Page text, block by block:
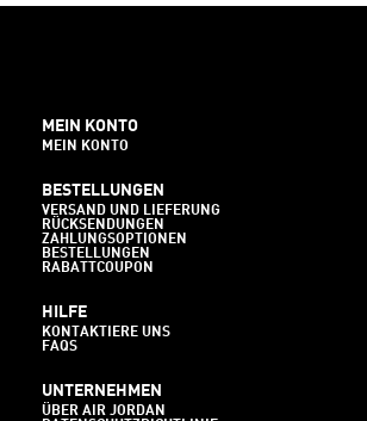
MEIN KONTO
MEIN KONTO
BESTELLUNGEN
VERSAND UND LIEFERUNG
RÜCKSENDUNGEN
ZAHLUNGSOPTIONEN
BESTELLUNGEN
RABATTCOUPON
HILFE
KONTAKTIERE UNS
FAQS
UNTERNEHMEN
ÜBER AIR JORDAN